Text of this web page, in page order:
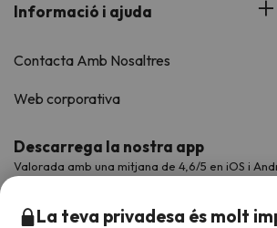
Informació i ajuda
Contacta Amb Nosaltres
Web corporativa
Descarrega la nostra app
Valorada amb una mitjana de 4,6/5 en iOS i
La teva privadesa és molt